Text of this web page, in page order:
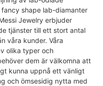
shape lab-diamanter
Jewelry erbjuder
tjänster till ett stort antal
våra kunder. Våra
olika typer och
dem är välkomna att
kunna uppnå ett vänligt
och ömsesidig nytta med